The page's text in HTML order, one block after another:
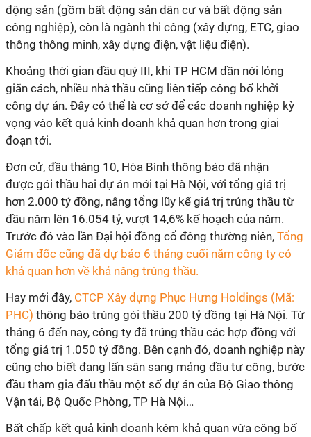
động sản (gồm bất động sản dân cư và bất động sản
công nghiệp), còn là ngành thi công (xây dựng, ETC, giao
thông thông minh, xây dựng điện, vật liệu điện).
Khoảng thời gian đầu quý III, khi TP HCM dần nới lỏng
giãn cách, nhiều nhà thầu cũng liên tiếp công bố khởi
công dự án. Đây có thể là cơ sở để các doanh nghiệp kỳ
vọng vào kết quả kinh doanh khả quan hơn trong giai
đoạn tới.
Đơn cử, đầu tháng 10, Hòa Bình thông báo đã nhận
được gói thầu hai dự án mới tại Hà Nội, với tổng giá trị
hơn 2.000 tỷ đồng, nâng tổng lũy kế giá trị trúng thầu từ
đầu năm lên 16.054 tỷ, vượt 14,6% kế hoạch của năm.
Trước đó vào lần Đại hội đồng cổ đông thường niên, Tổng
Giám đốc cũng đã dự báo 6 tháng cuối năm công ty có
khả quan hơn về khả năng trúng thầu.
Hay mới đây, CTCP Xây dựng Phục Hưng Holdings (Mã:
PHC) thông báo trúng gói thầu 200 tỷ đồng tại Hà Nội. Từ
tháng 6 đến nay, công ty đã trúng thầu các hợp đồng với
tổng giá trị 1.050 tỷ đồng. Bên cạnh đó, doanh nghiệp này
cũng cho biết đang lấn sân sang mảng đầu tư công, bước
đầu tham gia đấu thầu một số dự án của Bộ Giao thông
Vận tải, Bộ Quốc Phòng, TP Hà Nội…
Bất chấp kết quả kinh doanh kém khả quan vừa công bố